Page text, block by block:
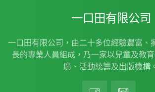
一口田有限公司
一口田有限公司，由二十多位經驗豐富、
長的專業人員組成，乃一家以兒童及教
廣、活動統籌及出版機構